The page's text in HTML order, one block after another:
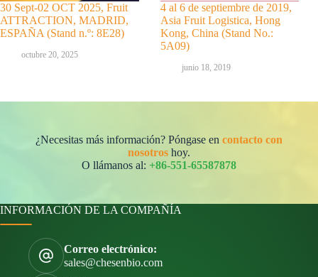
30 Sept-02 OCT 2025, Fruit
ATTRACTION, MADRID,
ESPAÑA (Stand n.º: 8E28)
octubre 20, 2025
4 al 6 de septiembre de 2019,
Asia Fruit Logistica, Hong
Kong, China (Stand No.:
5A09)
junio 18, 2019
¿Necesitas más información? Póngase en contacto con
nosotros hoy.
O llámanos al: +86-551-65587878
INFORMACIÓN DE LA COMPAÑÍA
Correo electrónico:
sales@chesenbio.com